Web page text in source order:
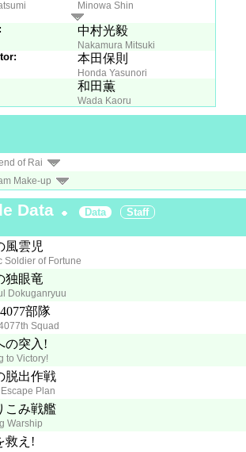
Minowa Shin
中村光毅
Nakamura Mitsuki
本田保則
Honda Yasunori
和田薫
Wada Kaoru
of Rai
Make-up
Data Data
Staff
風雲児
Soldier of Fortune
独眼竜
Dokuganryuu
部隊
Squad
の突入!
to Victory!
脱出作戦
Plan
こみ戦艦
Warship
救え!